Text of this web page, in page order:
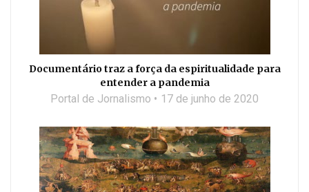
Documentário traz a força da espiritualidade para
entender a pandemia
Portal de Jornalismo 17 de junho de 2020